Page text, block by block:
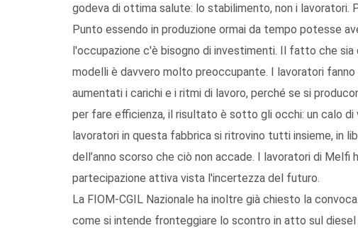
godeva di ottima salute: lo stabilimento, non i lavoratori.
Punto essendo in produzione ormai da tempo potesse
l'occupazione c'è bisogno di investimenti. Il fatto che sia
modelli è davvero molto preoccupante. I lavoratori
aumentati i carichi e i ritmi di lavoro, perché se si
per fare efficienza, il risultato è sotto gli occhi: un calo
lavoratori in questa fabbrica si ritrovino tutti insieme, in
dell’anno scorso che ciò non accade. I lavoratori di Melfi
partecipazione attiva vista l'incertezza del futuro.
La FIOM-CGIL Nazionale ha inoltre già chiesto la
come si intende fronteggiare lo scontro in atto sul diesel